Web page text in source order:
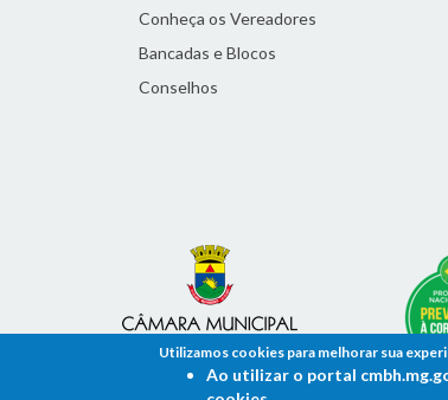
Conheça os Vereadores
Bancadas e Blocos
Conselhos
Utilizamos cookies para melhorar sua
Ao utilizar o portal